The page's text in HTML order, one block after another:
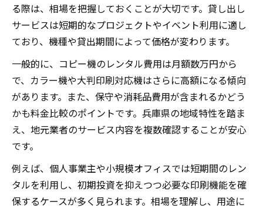
る際は、相場を把握しておくことが大切です。貸し出し
サービスは短期的なプロジェクトやイベント利用に適し
ており、機種や貸出期間によって価格が変わります。
一般的に、コピー機のレンタル費用は月額数万円から
で、カラー機や大判印刷対応機はさらに高額になる傾向
があります。また、保守や消耗品費用が含まれるかどう
かも料金比較のポイントです。兵庫県の地域特性を踏ま
え、地元業者のサービス内容を複数確認することが安心
です。
例えば、個人事業主や小規模オフィスでは短期間のレン
タルを利用し、初期投資を抑えつつ必要な印刷機能を確
保するケースが多く見られます。相場を理解し、用途に